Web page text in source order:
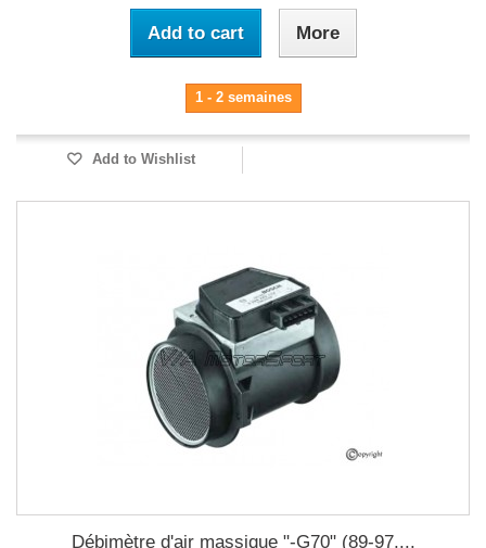
Add to cart More
1 - 2 semaines
Add to Wishlist
Débimètre d'air massique "-G70" (89-97,...